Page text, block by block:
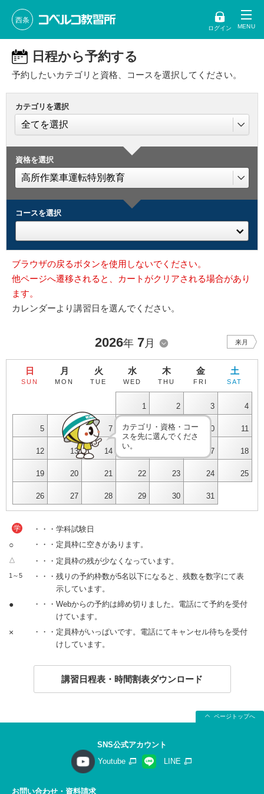
西条
ログイン
日程から予約する
予約したいカテゴリと資格、コースを選択してください。
カテゴリを選択
資格を選択
コースを選択
ブラウザの戻るボタンを使用しないでください。
他ページへ遷移されると、カートがクリアされる場合があり
ます。
カレンダーより講習日を選んでください。
2026年 7月 来月
日
SUN
月
MON
火
TUE
水
WED
木
THU
金
FRI
土
SAT
1 2 3 4
5 6 7 8 9 10 11
12 13 14 17 18
19 20 21 22 23 24 25
26 27 28 29 30 31
カテゴリ・資格・コー
スを先に選んでくださ
い。
学 ・・・学科試験日
○ ・・・定員枠に空きがあります。
△ ・・・定員枠の残が少なくなっています。
1～5
・・・残りの予約枠数が5名以下になると、残数を数字にて表
示しています。
●
・・・Webからの予約は締め切りました。電話にて予約を受付
けています。
×
・・・定員枠がいっぱいです。電話にてキャンセル待ちを受付
けしています。
講習日程表・時間割表ダウンロード
ページトップへ
SNS公式アカウント
Youtube
LINE
お問い合わせ・資料請求